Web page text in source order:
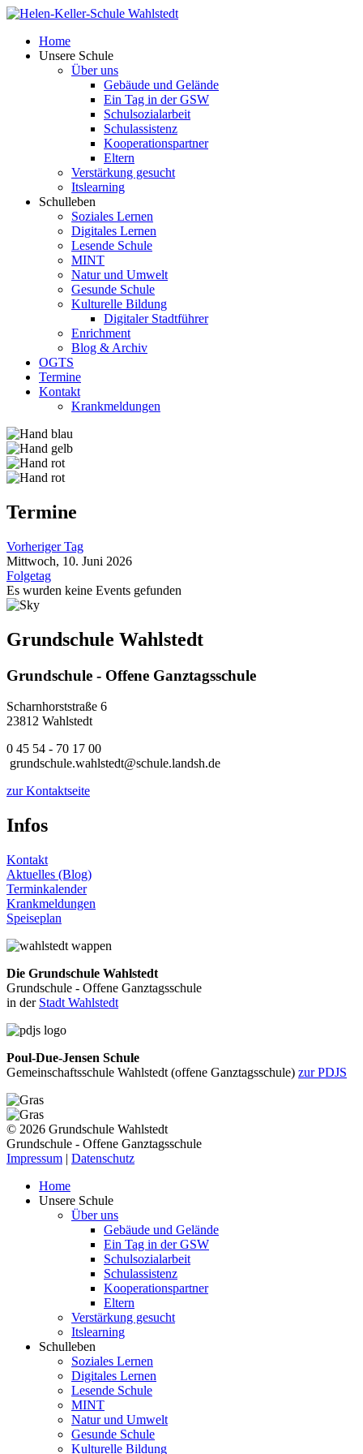
Home
Unsere Schule
Über uns
Gebäude und Gelände
Ein Tag in der GSW
Schulsozialarbeit
Schulassistenz
Kooperationspartner
Eltern
Verstärkung gesucht
Itslearning
Schulleben
Soziales Lernen
Digitales Lernen
Lesende Schule
MINT
Natur und Umwelt
Gesunde Schule
Kulturelle Bildung
Digitaler Stadtführer
Enrichment
Blog & Archiv
OGTS
Termine
Kontakt
Krankmeldungen
Termine
Vorheriger Tag
Mittwoch, 10. Juni 2026
Folgetag
Es wurden keine Events gefunden
Grundschule Wahlstedt
Grundschule - Offene Ganztagsschule
Scharnhorststraße 6
23812 Wahlstedt
0 45 54 - 70 17 00
grundschule.wahlstedt@schule.landsh.de
zur Kontaktseite
Infos
Kontakt
Aktuelles (Blog)
Terminkalender
Krankmeldungen
Speiseplan
Die Grundschule Wahlstedt
Grundschule - Offene Ganztagsschule
in der Stadt Wahlstedt
Poul-Due-Jensen Schule
Gemeinschaftsschule Wahlstedt (offene Ganztagsschule) zur PDJS
© 2026 Grundschule Wahlstedt
Grundschule - Offene Ganztagsschule
Impressum | Datenschutz
Home
Unsere Schule
Über uns
Gebäude und Gelände
Ein Tag in der GSW
Schulsozialarbeit
Schulassistenz
Kooperationspartner
Eltern
Verstärkung gesucht
Itslearning
Schulleben
Soziales Lernen
Digitales Lernen
Lesende Schule
MINT
Natur und Umwelt
Gesunde Schule
Kulturelle Bildung